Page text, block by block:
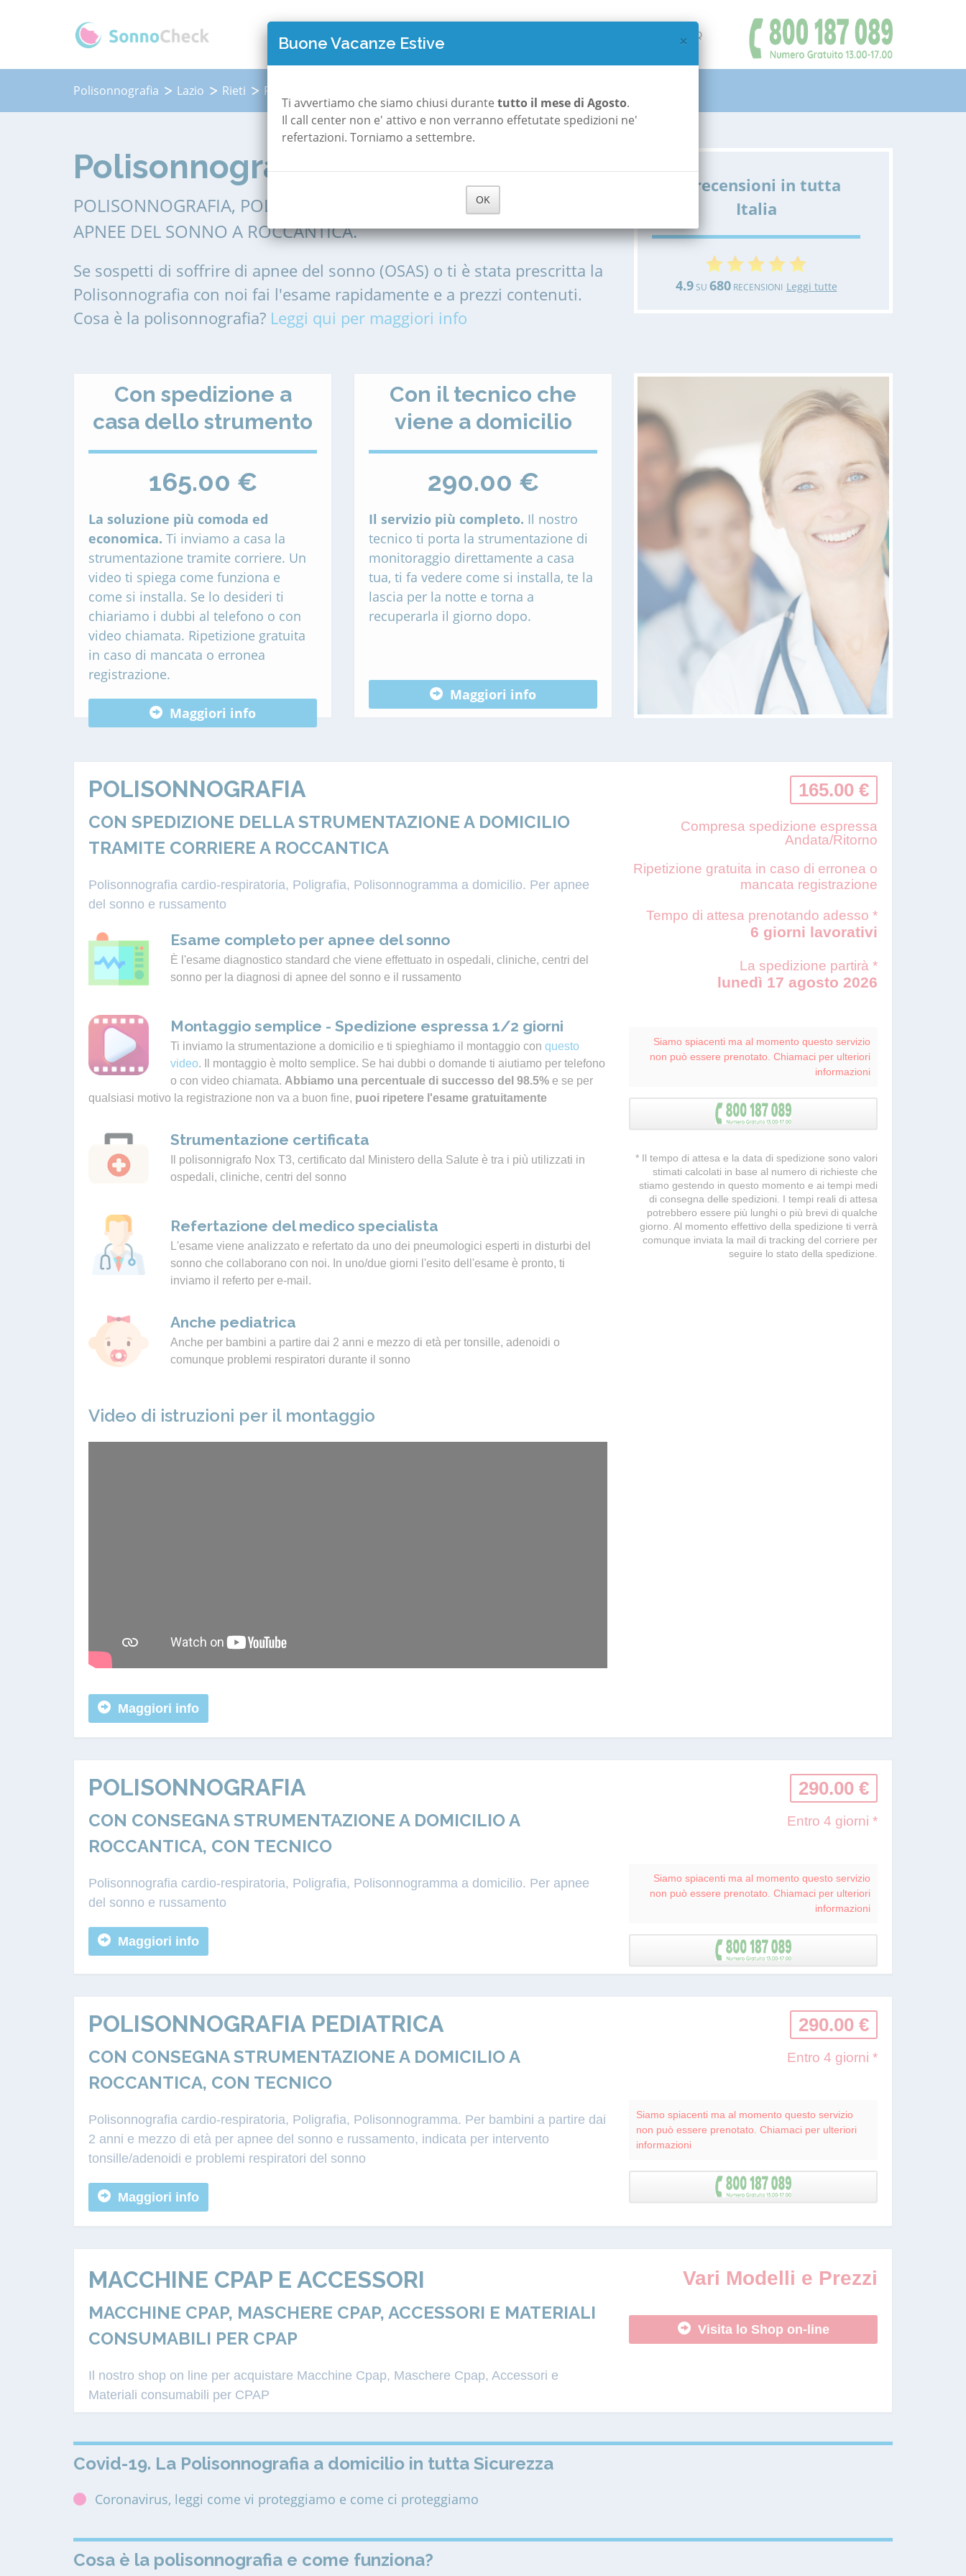
QUANTO COSTA POLISONNOGRAFIA FAQ
Polisonnografia Lazio Rieti Roccantica
Polisonnografia a Roccantica
POLISONNOGRAFIA, POLIGRAFIA, POLISONNOGRAMMA PER LE
APNEE DEL SONNO A ROCCANTICA.
Se sospetti di soffrire di apnee del sonno (OSAS) o ti è stata prescritta la
Polisonnografia con noi fai l'esame rapidamente e a prezzi contenuti.
Cosa è la polisonnografia? Leggi qui per maggiori info
Le recensioni in tutta
Italia
4.9SU 680RECENSIONI Leggi tutte
Con spedizione a
casa dello strumento
165.00 €
La soluzione più comoda ed
economica. Ti inviamo a casa la
strumentazione tramite corriere. Un
video ti spiega come funziona e
come si installa. Se lo desideri ti
chiariamo i dubbi al telefono o con
video chiamata. Ripetizione gratuita
in caso di mancata o erronea
registrazione.
Maggiori info
Con il tecnico che
viene a domicilio
290.00 €
Il servizio più completo. Il nostro
tecnico ti porta la strumentazione di
monitoraggio direttamente a casa
tua, ti fa vedere come si installa, te la
lascia per la notte e torna a
recuperarla il giorno dopo.
Maggiori info
POLISONNOGRAFIA
CON SPEDIZIONE DELLA STRUMENTAZIONE A DOMICILIO
TRAMITE CORRIERE A ROCCANTICA
Polisonnografia cardio-respiratoria, Poligrafia, Polisonnogramma a domicilio. Per apnee
del sonno e russamento
Esame completo per apnee del sonno
È l'esame diagnostico standard che viene effettuato in ospedali, cliniche, centri del
sonno per la diagnosi di apnee del sonno e il russamento
Montaggio semplice - Spedizione espressa 1/2 giorni
Ti inviamo la strumentazione a domicilio e ti spieghiamo il montaggio con questo
video. Il montaggio è molto semplice. Se hai dubbi o domande ti aiutiamo per telefono
o con video chiamata. Abbiamo una percentuale di successo del 98.5% e se per
qualsiasi motivo la registrazione non va a buon fine, puoi ripetere l'esame gratuitamente
Strumentazione certificata
Il polisonnigrafo Nox T3, certificato dal Ministero della Salute è tra i più utilizzati in
ospedali, cliniche, centri del sonno
Refertazione del medico specialista
L'esame viene analizzato e refertato da uno dei pneumologici esperti in disturbi del
sonno che collaborano con noi. In uno/due giorni l'esito dell'esame è pronto, ti
inviamo il referto per e-mail.
Anche pediatrica
Anche per bambini a partire dai 2 anni e mezzo di età per tonsille, adenoidi o
comunque problemi respiratori durante il sonno
Video di istruzioni per il montaggio
Maggiori info
165.00 €
Compresa spedizione espressa
Andata/Ritorno
Ripetizione gratuita in caso di erronea o
mancata registrazione
Tempo di attesa prenotando adesso *
6 giorni lavorativi
La spedizione partirà *
lunedì 17 agosto 2026
Siamo spiacenti ma al momento questo servizio
non può essere prenotato. Chiamaci per ulteriori
informazioni
* Il tempo di attesa e la data di spedizione sono valori
stimati calcolati in base al numero di richieste che
stiamo gestendo in questo momento e ai tempi medi
di consegna delle spedizioni. I tempi reali di attesa
potrebbero essere più lunghi o più brevi di qualche
giorno. Al momento effettivo della spedizione ti verrà
comunque inviata la mail di tracking del corriere per
seguire lo stato della spedizione.
POLISONNOGRAFIA
CON CONSEGNA STRUMENTAZIONE A DOMICILIO A
ROCCANTICA, CON TECNICO
Polisonnografia cardio-respiratoria, Poligrafia, Polisonnogramma a domicilio. Per apnee
del sonno e russamento
Maggiori info
290.00 €
Entro 4 giorni *
Siamo spiacenti ma al momento questo servizio
non può essere prenotato. Chiamaci per ulteriori
informazioni
POLISONNOGRAFIA PEDIATRICA
CON CONSEGNA STRUMENTAZIONE A DOMICILIO A
ROCCANTICA, CON TECNICO
Polisonnografia cardio-respiratoria, Poligrafia, Polisonnogramma. Per bambini a partire dai
2 anni e mezzo di età per apnee del sonno e russamento, indicata per intervento
tonsille/adenoidi e problemi respiratori del sonno
Maggiori info
290.00 €
Entro 4 giorni *
Siamo spiacenti ma al momento questo servizio
non può essere prenotato. Chiamaci per ulteriori
informazioni
MACCHINE CPAP E ACCESSORI
MACCHINE CPAP, MASCHERE CPAP, ACCESSORI E MATERIALI
CONSUMABILI PER CPAP
Il nostro shop on line per acquistare Macchine Cpap, Maschere Cpap, Accessori e
Materiali consumabili per CPAP
Vari Modelli e Prezzi
Visita lo Shop on-line
Covid-19. La Polisonnografia a domicilio in tutta Sicurezza
Coronavirus, leggi come vi proteggiamo e come ci proteggiamo
Cosa è la polisonnografia e come funziona?
×
Buone Vacanze Estive
Ti avvertiamo che siamo chiusi durante tutto il mese di Agosto.
Il call center non e' attivo e non verranno effetutate spedizioni ne'
refertazioni. Torniamo a settembre.
OK